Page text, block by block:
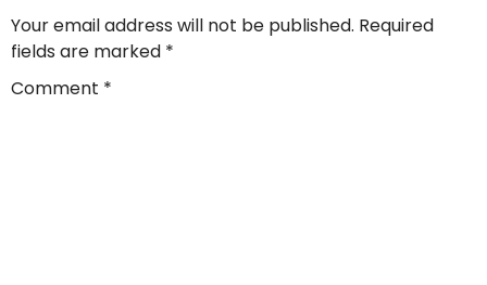
Your email address will not be published. Required
fields are marked *
Comment *